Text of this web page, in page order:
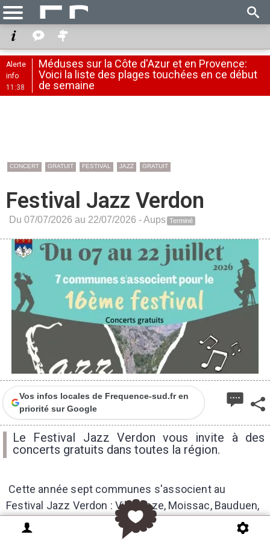
Alerte
info
11:38
Méduses sur la Côte d'Azur et en Provence:
Voici la liste des plages touchées en ce début
de semaine
CONCERT GRATUIT FESTIVAL JAZZ GRATUIT
Festival Jazz Verdon
Du 07/07/2026 au 22/07/2026 -Aups Terminé
Vos infos locales de Frequence-sud.fr en
priorité sur Google
Le Festival Jazz Verdon vous invite à des
concerts gratuits dans toutes la région.
Cette année sept communes s'associent au
Festival Jazz Verdon : Villecroze, Moissac, Bauduen,
Baudinard, Régusse, Quinson et bien sûr Aups